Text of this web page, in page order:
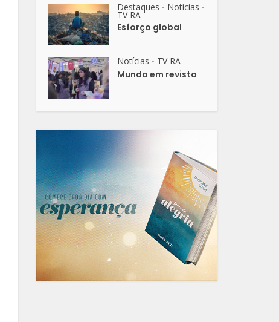
Destaques • Notícias •
TV RA
Esforço global
Notícias • TV RA
Mundo em revista